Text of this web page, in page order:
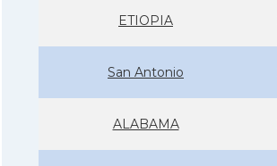
ETIOPIA
San Antonio
ALABAMA